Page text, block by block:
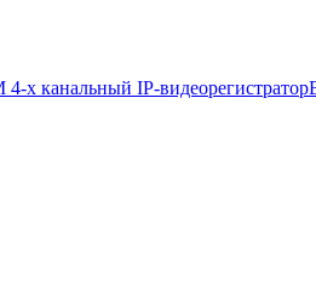
х канальный IP-